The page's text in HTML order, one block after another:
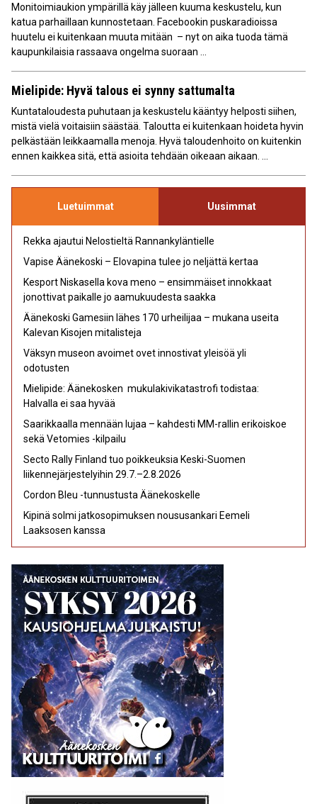
Monitoimiaukion ympärillä käy jälleen kuuma keskustelu, kun
katua parhaillaan kunnostetaan. Facebookin puskaradioissa
huutelu ei kuitenkaan muuta mitään – nyt on aika tuoda tämä
kaupunkilaisia rassaava ongelma suoraan ...
Mielipide: Hyvä talous ei synny sattumalta
Kuntataloudesta puhutaan ja keskustelu kääntyy helposti siihen,
mistä vielä voitaisiin säästää. Taloutta ei kuitenkaan hoideta hyvin
pelkästään leikkaamalla menoja. Hyvä taloudenhoito on kuitenkin
ennen kaikkea sitä, että asioita tehdään oikeaan aikaan. ...
Luetuimmat Uusimmat
Rekka ajautui Nelostieltä Rannankyläntielle
Vapise Äänekoski – Elovapina tulee jo neljättä kertaa
Kesport Niskasella kova meno – ensimmäiset innokkaat
jonottivat paikalle jo aamukuudesta saakka
Äänekoski Gamesiin lähes 170 urheilijaa – mukana useita
Kalevan Kisojen mitalisteja
Väksyn museon avoimet ovet innostivat yleisöä yli
odotusten
Mielipide: Äänekosken mukulakivikatastrofi todistaa:
Halvalla ei saa hyvää
Saarikkaalla mennään lujaa – kahdesti MM-rallin erikoiskoe
sekä Vetomies -kilpailu
Secto Rally Finland tuo poikkeuksia Keski-Suomen
liikennejärjestelyihin 29.7.–2.8.2026
Cordon Bleu -tunnustusta Äänekoskelle
Kipinä solmi jatkosopimuksen noususankari Eemeli
Laaksosen kanssa